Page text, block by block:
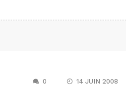
0 14 JUIN 2008